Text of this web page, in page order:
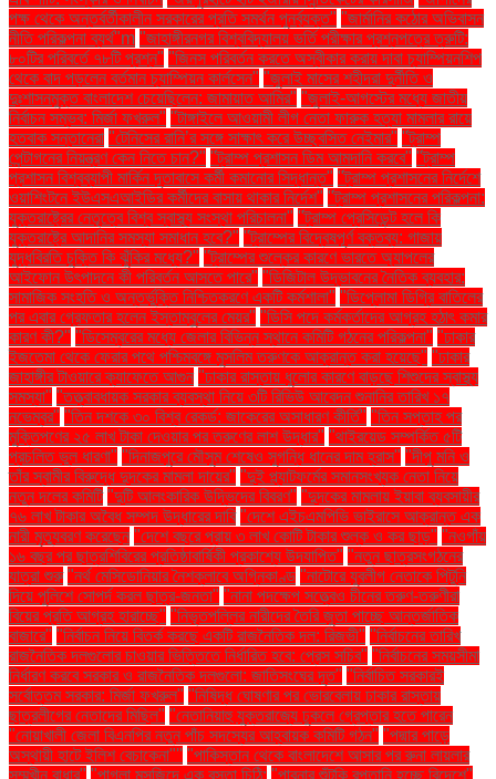
পক্ষ থেকে অন্তর্বর্তীকালীন সরকারের প্রতি সমর্থন পুনর্ব্যক্ত" "জার্মানির কঠোর অভিবাসন
নীতি পরিকল্পনা ব্যর্থ"m "জাহাঙ্গীরনগর বিশ্ববিদ্যালয় ভর্তি পরীক্ষার প্রশ্নপত্রে ত্রুটি:
৮০টির পরিবর্তে ৭৮টি প্রশ্ন" "জিনস পরিবর্তন করতে অস্বীকার করায় দাবা চ্যাম্পিয়নশিপ
থেকে বাদ পড়লেন বর্তমান চ্যাম্পিয়ন কার্লসেন" "জুলাই মাসের শহীদরা দুর্নীতি ও
দুঃশাসনমুক্ত বাংলাদেশ চেয়েছিলেন: জামায়াত আমির" "জুলাই-আগস্টের মধ্যে জাতীয়
নির্বাচন সম্ভব: মির্জা ফখরুল" "টাঙ্গাইলে আওয়ামী লীগ নেতা ফারুক হত্যা মামলার রায়ে
হতবাক সন্তানেরা "টেনিসের রানি’র সঙ্গে সাক্ষাৎ করে উচ্ছ্বসিত নেইমার" "ট্রাম্প
পেন্টাগনের নিয়ন্ত্রণ কেন নিতে চান?" "ট্রাম্প প্রশাসন ডিম আমদানি করবে" "ট্রাম্প
প্রশাসন বিশ্বব্যাপী মার্কিন দূতাবাসে কর্মী কমানোর সিদ্ধান্ত" "ট্রাম্প প্রশাসনের নির্দেশে
ওয়াশিংটনে ইউএসএআইডির কর্মীদের বাসায় থাকার নির্দেশ" "ট্রাম্প প্রশাসনের পরিকল্পনা:
যুক্তরাষ্ট্রের নেতৃত্বে বিশ্ব স্বাস্থ্য সংস্থা পরিচালনা" "ট্রাম্প প্রেসিডেন্ট হলে কি
যুক্তরাষ্ট্রে আদানির সমস্যা সমাধান হবে?" "ট্রাম্পের বিদ্বেষপূর্ণ বক্তব্য: গাজায়
যুদ্ধবিরতি চুক্তি কি ঝুঁকির মধ্যে?" "ট্রাম্পের শুল্কের কারণে ভারতে অ্যাপলের
আইফোন উৎপাদনে কী পরিবর্তন আসতে পারে" "ডিজিটাল উদ্ভাবনের নৈতিক ব্যবহার:
সামাজিক সংহতি ও অন্তর্ভুক্তি নিশ্চিতকরণে একটি কর্মশালা" "ডিপ্লোমা ডিগ্রি বাতিলের
পর এবার গ্রেফতার হলেন ইস্তাম্বুলের মেয়র" "ডিসি পদে কর্মকর্তাদের আগ্রহ হঠাৎ কমার
কারণ কী?" "ডিসেম্বরের মধ্যে জেলার বিভিন্ন স্থানে কমিটি গঠনের পরিকল্পনা" "ঢাকার
ইজতেমা থেকে ফেরার পথে পশ্চিমবঙ্গে মুসলিম তরুণকে আক্রান্ত করা হয়েছে" "ঢাকার
জাহাঙ্গীর টাওয়ারে ক্যাফেতে আগুন "ঢাকার রাস্তায় ধুলোর কারণে বাড়ছে শিশুদের স্বাস্থ্য
সমস্যা" "তত্ত্বাবধায়ক সরকার ব্যবস্থা নিয়ে ৩টি রিভিউ আবেদন শুনানির তারিখ ১৭
নভেম্বর" "তিন দশকে ৩০ বিশ্ব রেকর্ড: জাকেরের অসাধারণ কীর্তি" "তিন সপ্তাহ পর
মুক্তিপণের ২৫ লাখ টাকা দেওয়ার পর তরুণের লাশ উদ্ধার" "থাইরয়েড সম্পর্কিত ৫টি
প্রচলিত ভুল ধারণা" "দিনাজপুরে মৌসুম শেষেও সুগন্ধি ধানের দাম হ্রাস" "দীপু মনি ও
তাঁর স্বামীর বিরুদ্ধে দুদকের মামলা দায়ের" "দুই প্ল্যাটফর্মের সমানসংখ্যক নেতা নিয়ে
নতুন দলের কমিটি "দুটি আলংকারিক উদ্ভিদের বিবরণ" "দুদকের মামলায় ইয়াবা ব্যবসায়ীর
৭৬ লাখ টাকার অবৈধ সম্পদ উদ্ধারের দাবি "দেশে এইচএমপিভি ভাইরাসে আক্রান্ত এক
নারী মৃত্যুবরণ করেছেন "দেশে বছরে প্রায় ৩ লাখ কোটি টাকার শুল্ক ও কর ছাড়" "নওগাঁয়
১৬ বছর পর ছাত্রশিবিরের প্রতিষ্ঠাবার্ষিকী প্রকাশ্যে উদযাপিত" "নতুন ছাত্রসংগঠনের
যাত্রা শুরু "নর্থ মেসিডোনিয়ার নৈশক্লাবে অগ্নিকাণ্ড "নাটোরে যুবলীগ নেতাকে পিটুনি
দিয়ে পুলিশে সোপর্দ করল ছাত্র-জনতা" "নানা পদক্ষেপ সত্ত্বেও চীনের তরুণ-তরুণীরা
বিয়ের প্রতি আগ্রহ হারাচ্ছে" "নিভৃতপল্লির নারীদের তৈরি জুতা পাচ্ছে আন্তর্জাতিক
বাজারে" "নির্বাচন নিয়ে বিতর্ক করছে একটি রাজনৈতিক দল: রিজভী" "নির্বাচনের তারিখ
রাজনৈতিক দলগুলোর চাওয়ার ভিত্তিতে নির্ধারিত হবে: প্রেস সচিব" "নির্বাচনের সময়সীমা
নির্ধারণ করবে সরকার ও রাজনৈতিক দলগুলো: জাতিসংঘের দূত" "নির্বাচিত সরকারই
সর্বোত্তম সরকার: মির্জা ফখরুল" "নিষিদ্ধ ঘোষণার পর ভোরবেলায় ঢাকার রাস্তায়
ছাত্রলীগের নেতাদের মিছিল" "নেতানিয়াহু যুক্তরাজ্যে ঢুকলে গ্রেপ্তার হতে পারেন
"নোয়াখালী জেলা বিএনপির নতুন পাঁচ সদস্যের আহ্বায়ক কমিটি গঠন" "পদ্মার পাড়ে
অস্থায়ী হাটে ইলিশ বেচাকেনা"'' "পাকিস্তান থেকে বাংলাদেশে আসার পর রুনা লায়লার
সম্মুখীন বাধার" "পাগলা মসজিদে এক বস্তা চিঠি: "পাবনার শুঁটকি রপ্তানি হচ্ছে বিদেশে"